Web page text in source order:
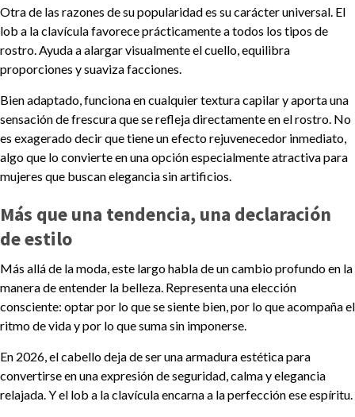
Otra de las razones de su popularidad es su carácter universal. El
lob a la clavícula favorece prácticamente a todos los tipos de
rostro. Ayuda a alargar visualmente el cuello, equilibra
proporciones y suaviza facciones.
Bien adaptado, funciona en cualquier textura capilar y aporta una
sensación de frescura que se refleja directamente en el rostro. No
es exagerado decir que tiene un efecto rejuvenecedor inmediato,
algo que lo convierte en una opción especialmente atractiva para
mujeres que buscan elegancia sin artificios.
Más que una tendencia, una declaración
de estilo
Más allá de la moda, este largo habla de un cambio profundo en la
manera de entender la belleza. Representa una elección
consciente: optar por lo que se siente bien, por lo que acompaña el
ritmo de vida y por lo que suma sin imponerse.
En 2026, el cabello deja de ser una armadura estética para
convertirse en una expresión de seguridad, calma y elegancia
relajada. Y el lob a la clavícula encarna a la perfección ese espíritu.